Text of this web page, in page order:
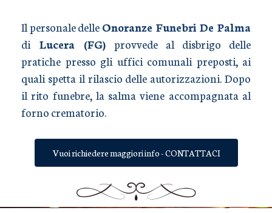
Il personale delleOnoranze Funebri De Palma
di Lucera (FG) provvede al disbrigo delle
pratiche presso gli uffici comunali preposti, ai
quali spetta il rilascio delle autorizzazioni. Dopo
il rito funebre, la salma viene accompagnata al
forno crematorio.
Vuoi richiedere maggiori info - CONTATTACI